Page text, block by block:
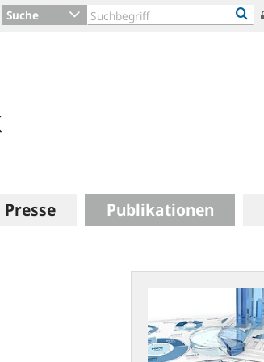
Suche
Presse Publikationen
Neues
Konzept
und